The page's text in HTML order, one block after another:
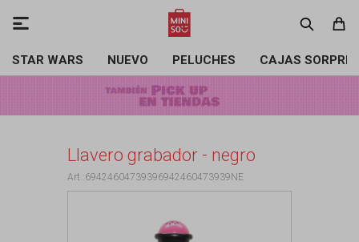
STAR WARS NUEVO PELUCHES CAJAS

Llavero grabador - negro
69424604739396942460473939NE